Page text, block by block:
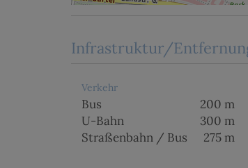
Infrastruktur/
Verkehr
Bus
200 m
U-Bahn
300 m
Straßenbahn / Bus
275 m